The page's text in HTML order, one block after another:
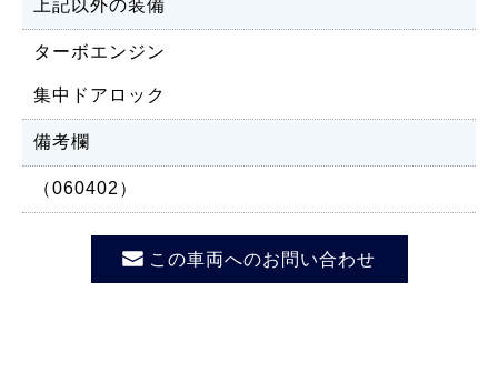
上記以外の装備
ターボエンジン
集中ドアロック
備考欄
（060402）
この車両へのお問い合わせ